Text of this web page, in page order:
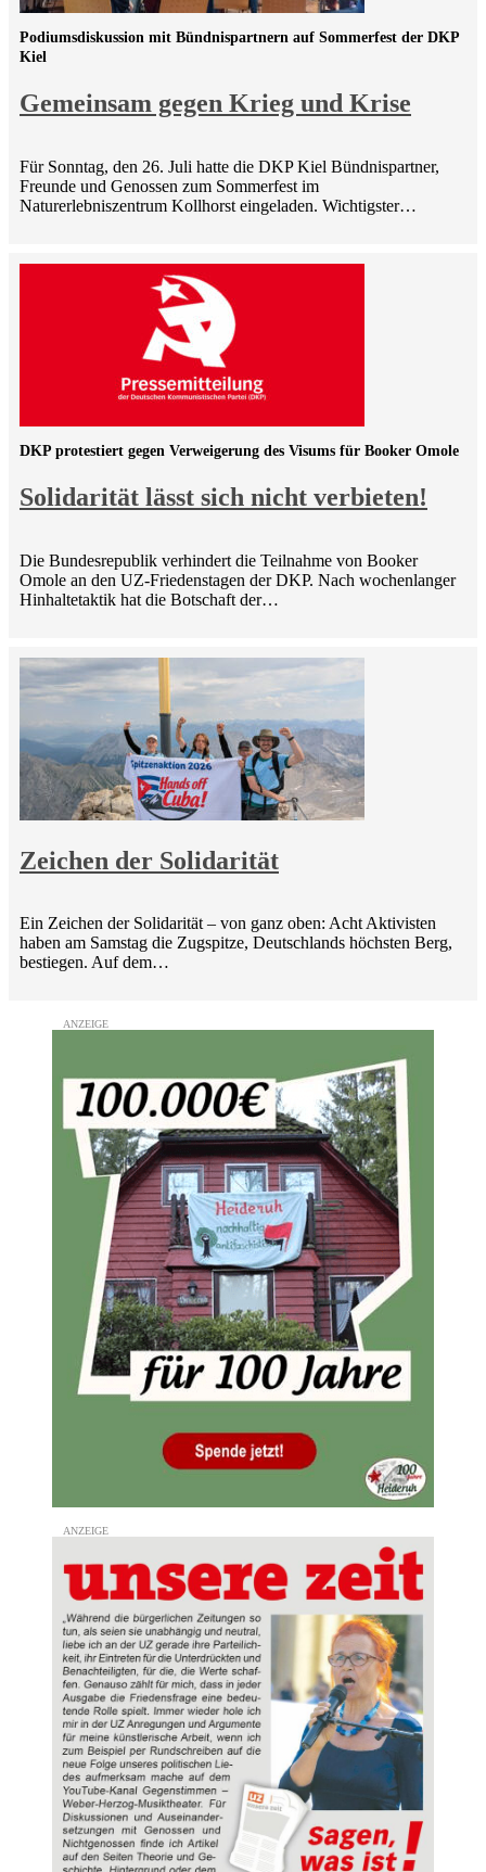
Gemeinsam gegen Krieg und Krise
Podiumsdiskussion mit Bündnispartnern auf Sommerfest der DKP
Kiel
Für Sonntag, den 26. Juli hatte die DKP Kiel Bündnispartner,
Freunde und Genossen zum Sommerfest im
Naturerlebniszentrum Kollhorst eingeladen. Wichtigster…
Solidarität lässt sich nicht verbieten!
DKP protestiert gegen Verweigerung des Visums für Booker Omole
Die Bundesrepublik verhindert die Teilnahme von Booker
Omole an den UZ-Friedenstagen der DKP. Nach wochenlanger
Hinhaltetaktik hat die Botschaft der…
Zeichen der Solidarität
Ein Zeichen der Solidarität – von ganz oben: Acht Aktivisten
haben am Samstag die Zugspitze, Deutschlands höchsten Berg,
bestiegen. Auf dem…